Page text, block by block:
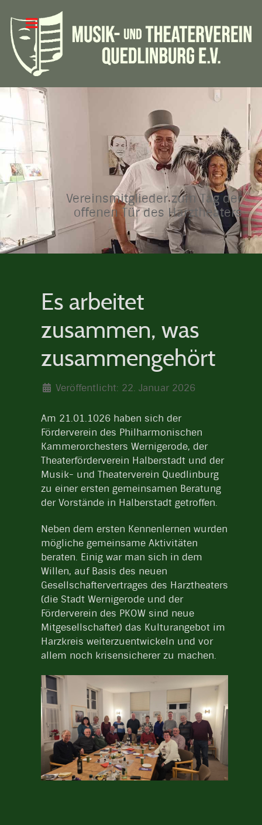
Vereinsmitglieder zum Tag der
offenen Tür des Harztheaters
Es arbeitet
zusammen, was
zusammengehört
Veröffentlicht: 22. Januar 2026
Am 21.01.1026 haben sich der
Förderverein des Philharmonischen
Kammerorchesters Wernigerode, der
Theaterförderverein Halberstadt und der
Musik- und Theaterverein Quedlinburg
zu einer ersten gemeinsamen Beratung
der Vorstände in Halberstadt getroffen.
Neben dem ersten Kennenlernen wurden
mögliche gemeinsame Aktivitäten
beraten. Einig war man sich in dem
Willen, auf Basis des neuen
Gesellschaftervertrages des Harztheaters
(die Stadt Wernigerode und der
Förderverein des PKOW sind neue
Mitgesellschafter) das Kulturangebot im
Harzkreis weiterzuentwickeln und vor
allem noch krisensicherer zu machen.